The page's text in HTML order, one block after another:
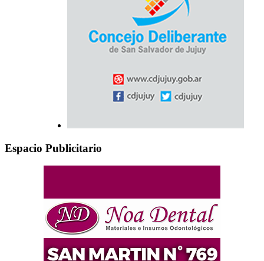
Espacio Publicitario